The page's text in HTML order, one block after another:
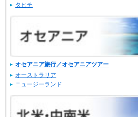
タヒチ
オセアニア旅行／オセアニアツアー
オーストラリア
ニュージーランド